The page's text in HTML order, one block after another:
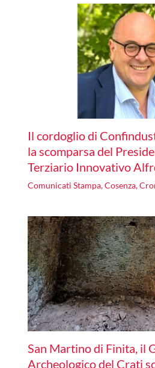
Il cordoglio di
la scomparsa del
Terziario Innovativo
Comunicati Stampa,Cosenza,
San Martino di Finita, il
Archeologico del Crati